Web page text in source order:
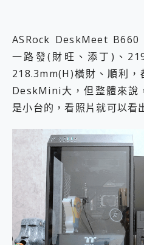
ASRock DeskMeet
一路發(財旺、添丁)、
218.3mm(H)橫財、順利
DeskMini大，但整體來說
是小台的，看照片就可以看